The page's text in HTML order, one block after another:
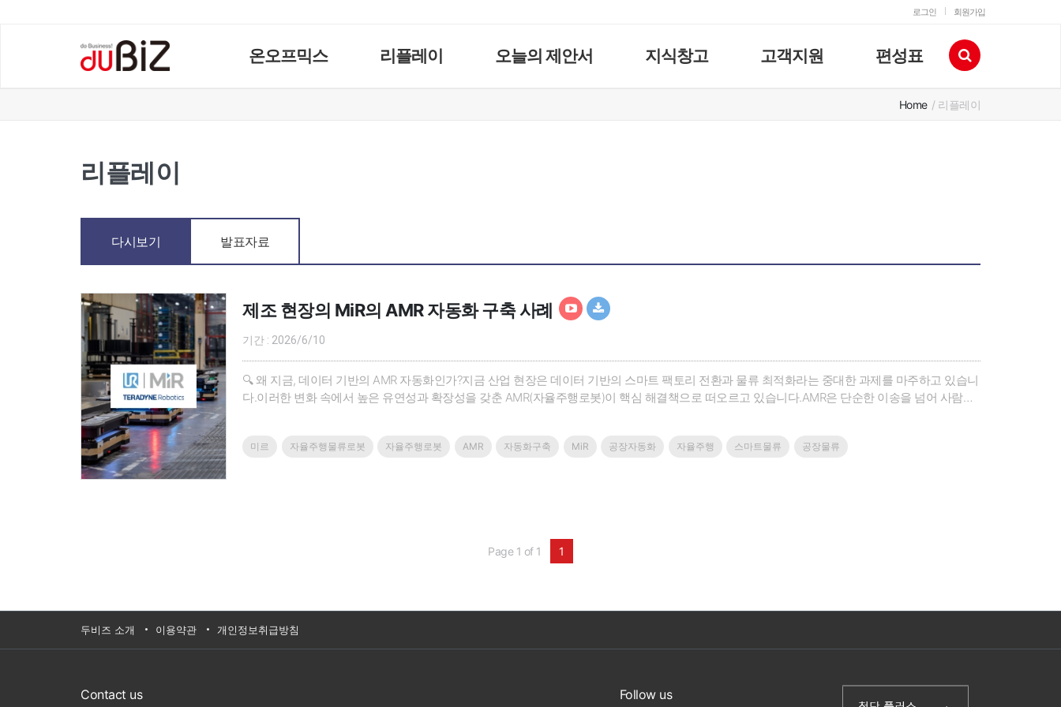
로그인 회원가입
온오프믹스 리플레이 오늘의 제안서 지식창고 고객지원 편성표
Home / 리플레이
리플레이
다시보기 발표자료
제조 현장의 MiR의 AMR 자동화 구축 사례
기간 : 2026/6/10
🔍 왜 지금, 데이터 기반의 AMR 자동화인가?지금 산업 현장은 데이터 기반의 스마트 팩토리 전환과 물류 최적화라는 중대한 과제를 마주하고 있습니
다.이러한 변화 속에서 높은 유연성과 확장성을 갖춘 AMR(자율주행로봇)이 핵심 해결책으로 떠오르고 있습니다.AMR은 단순한 이송을 넘어 사람과
미르 자율주행물류로봇 자율주행로봇 AMR 자동화구축 MiR 공장자동화 자율주행 스마트물류 공장물류
Page 1 of 1 1
두비즈 소개 이용약관 개인정보취급방침
Contact us Follow us (주)첨단